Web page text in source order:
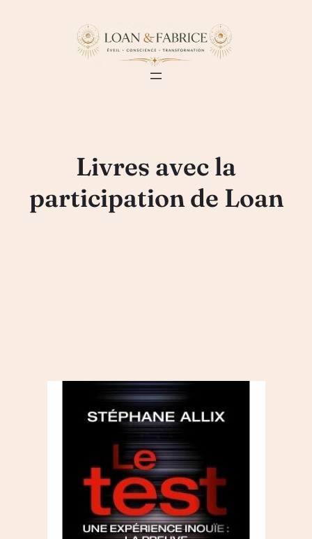
Livres avec la
participation de Loan